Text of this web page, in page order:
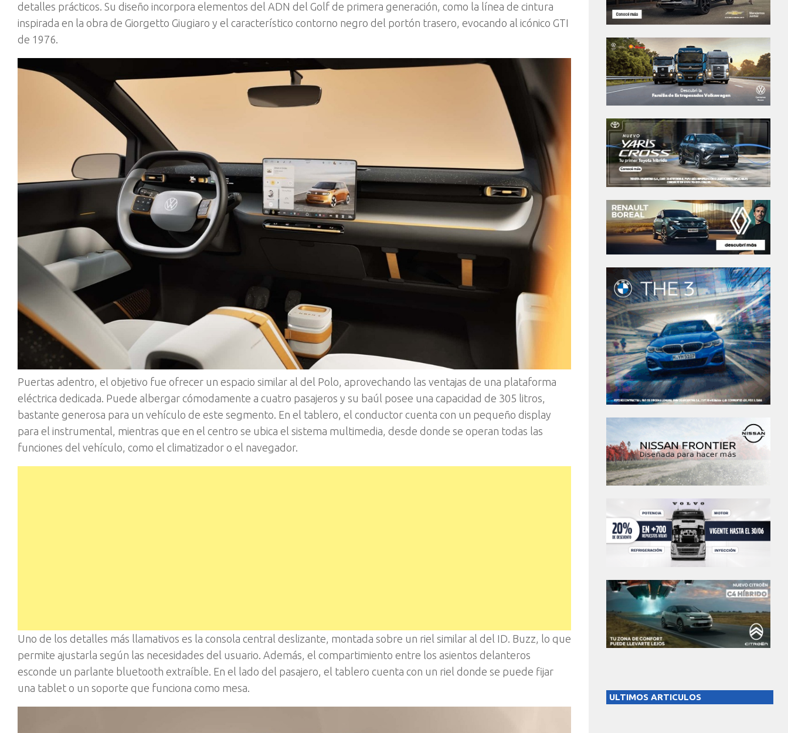
detalles prácticos. Su diseño incorpora elementos del ADN del Golf de primera generación, como la línea de cintura
inspirada en la obra de Giorgetto Giugiaro y el característico contorno negro del portón trasero, evocando al icónico GTI
de 1976.
Puertas adentro, el objetivo fue ofrecer un espacio similar al del Polo, aprovechando las ventajas de una plataforma
eléctrica dedicada. Puede albergar cómodamente a cuatro pasajeros y su baúl posee una capacidad de 305 litros,
bastante generosa para un vehículo de este segmento. En el tablero, el conductor cuenta con un pequeño display
para el instrumental, mientras que en el centro se ubica el sistema multimedia, desde donde se operan todas las
funciones del vehículo, como el climatizador o el navegador.
Uno de los detalles más llamativos es la consola central deslizante, montada sobre un riel similar al del ID. Buzz, lo que
permite ajustarla según las necesidades del usuario. Además, el compartimiento entre los asientos delanteros
esconde un parlante bluetooth extraíble. En el lado del pasajero, el tablero cuenta con un riel donde se puede fijar
una tablet o un soporte que funciona como mesa.
ULTIMOS ARTICULOS